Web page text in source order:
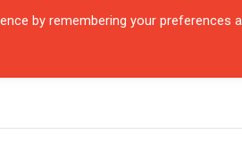
KARŞILAŞMALAR
by remembering your preferences